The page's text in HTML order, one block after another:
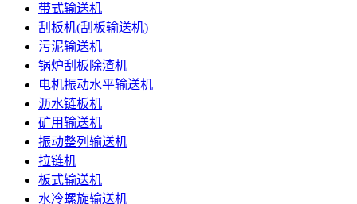
带式输送机
刮板机(刮板输送机)
污泥输送机
锅炉刮板除渣机
电机振动水平输送机
沥水链板机
矿用输送机
振动整列输送机
拉链机
板式输送机
水冷螺旋输送机